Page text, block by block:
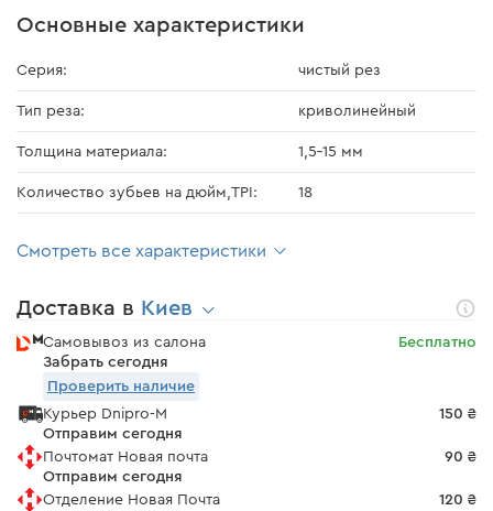
Основные характеристики
Серия: чистый рез
Тип реза: криволинейный
Толщина материала: 1,5‑15 мм
Количество зубьев на дюйм,TPI: 18
Смотреть все характеристики
Доставка в Киев
Самовывоз из салона
Забрать сегодня
Бесплатно
Проверить наличие
Курьер Dnipro-M
Отправим сегодня
150 ₴
Почтомат Новая почта
Отправим сегодня
90 ₴
Отделение Новая Почта
120 ₴